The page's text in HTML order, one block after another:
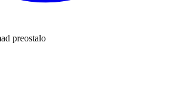
preostalo